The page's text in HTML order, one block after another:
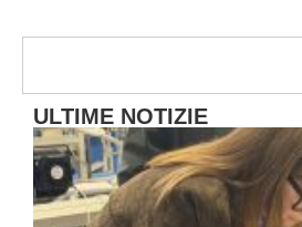
ULTIME NOTIZIE